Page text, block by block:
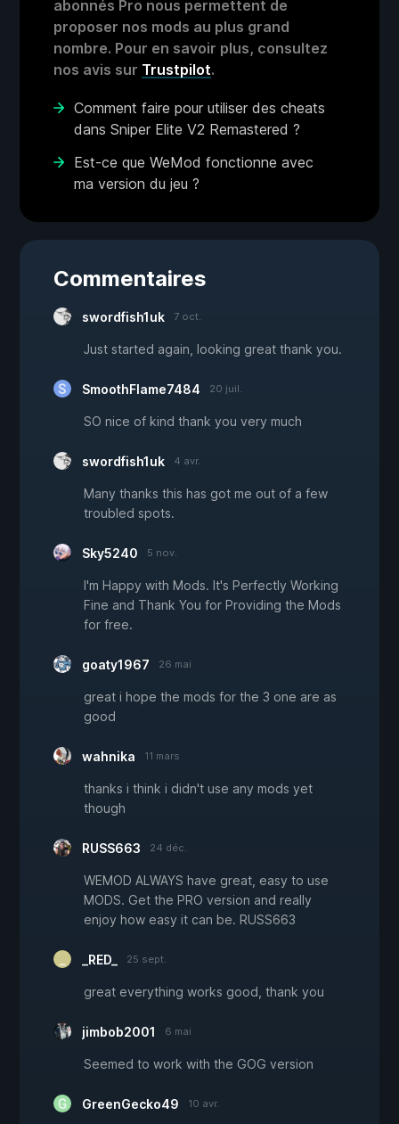
abonnés Pro nous permettent de
proposer nos mods au plus grand
nombre. Pour en savoir plus, consultez
nos avis sur Trustpilot.
Comment faire pour utiliser des cheats
dans Sniper Elite V2 Remastered ?
Est-ce que WeMod fonctionne avec
ma version du jeu ?
Commentaires
swordfish1uk 7 oct.
Just started again, looking great thank you.
SmoothFlame7484 20 juil.
SO nice of kind thank you very much
swordfish1uk 4 avr.
Many thanks this has got me out of a few
troubled spots.
Sky5240 5 nov.
I'm Happy with Mods. It's Perfectly Working
Fine and Thank You for Providing the Mods
for free.
goaty1967 26 mai
great i hope the mods for the 3 one are as
good
wahnika 11 mars
thanks i think i didn't use any mods yet
though
RUSS663 24 déc.
WEMOD ALWAYS have great, easy to use
MODS. Get the PRO version and really
enjoy how easy it can be. RUSS663
_RED_ 25 sept.
great everything works good, thank you
jimbob2001 6 mai
Seemed to work with the GOG version
GreenGecko49 10 avr.